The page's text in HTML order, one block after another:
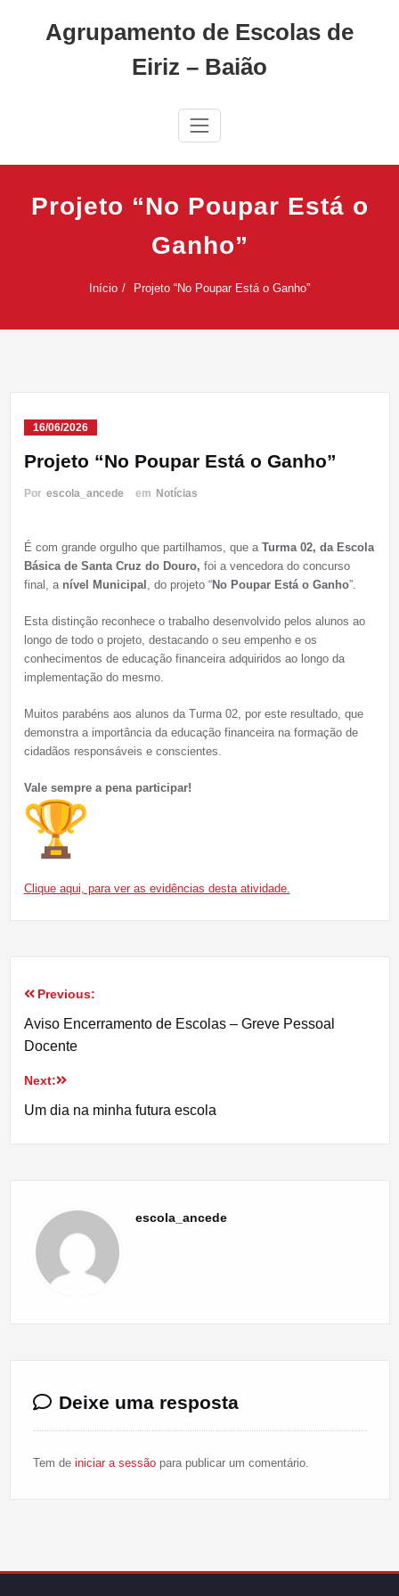
Agrupamento de Escolas de
Eiriz – Baião
Projeto “No Poupar Está o
Ganho”
Início Projeto “No Poupar Está o Ganho”
16/06/2026
Projeto “No Poupar Está o Ganho”
Por escola_ancede em Notícias
É com grande orgulho que partilhamos, que a Turma 02, da Escola
Básica de Santa Cruz do Douro, foi a vencedora do concurso
final, a nível Municipal , do projeto “No Poupar Está o Ganho”.
Esta distinção reconhece o trabalho desenvolvido pelos alunos ao
longo de todo o projeto, destacando o seu empenho e os
conhecimentos de educação financeira adquiridos ao longo da
implementação do mesmo.
Muitos parabéns aos alunos da Turma 02, por este resultado, que
demonstra a importância da educação financeira na formação de
cidadãos responsáveis e conscientes.
Vale sempre a pena participar!
Clique aqui, para ver as evidências desta atividade.
Navegação
de
artigos
Previous:
Aviso Encerramento de Escolas – Greve Pessoal
Docente
Next:
Um dia na minha futura escola
escola_ancede
Deixe uma resposta
Tem de iniciar a sessãopara publicar um comentário.